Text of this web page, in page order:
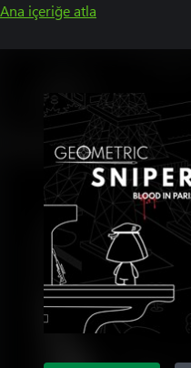
Ana içeriğe atla